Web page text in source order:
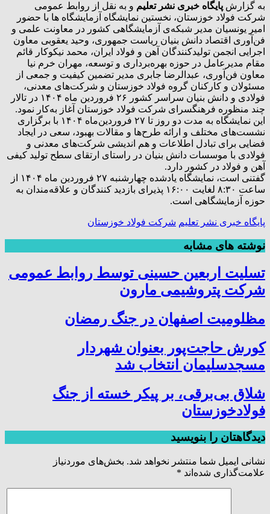
به گزارش پایگاه خبری نشر تعلیم و به نقل از روابط عمومی
شرکت فولاد خوزستان، نخستین نمایشگاه آزمایشگاه ها با حضور
امیر یونسیان مدیر شبکه‌ی آزمایشگاهی کشور در معاونت علمی و
فن‌آوری اقتصاد دانش بنیان ریاست جمهوری، وحید یعقوبی معاون
اجرایی انجمن تولیدکنندگان آهن و فولاد ایران، محمد نیکوکار قائم
مقام مدیرعامل در حوزه بهره‌برداری و توسعه، مهران خرم نیا
معاون فن‌آوری، عبدالرضا جابری مدیر تضمین کیفیت و جمعی از
مسئولان و کارکنان گروه فولاد خوزستان و شرکت‌های معدنی،
فولادی و دانش بنیان سراسر کشور ۲۶ فروردین ماه ۱۴۰۴ در تالار
چند منظوره فرهنگسرای شرکت فولاد خوزستان آغاز به‌کار نمود.
این نمایشگاه به مدت دو روز تا ۲۷ فروردین‌ماه ۱۴۰۴ با برگزاری
نشست‌های مختلف و ارائه طرح‌ها و مقالات بهبود، سعی در ایجاد
فضایی برای تبادل اطلاعات و هم اندیشی شرکت‌های معدنی و
فولادی با موسسات دانش بنیان در راستای ارتقای سطح تولید کیفی
آهن و فولاد در کشور دارد.
گفتنی است، نمایشگاه یادشده چهارشنبه ۲۷ فروردین ماه ۱۴۰۴ از
ساعت ۸:۳۰ لغایت ۱۶:۰۰ پذیرای بازدید کنندگان و علاقه‌مندان به
حوزه آزمایشگاهی است.
پایگاه خبری نشر تعلیم شرکت فولاد خوزستان
نوشته های مشابه
تسلیت اربعین حسینی توسط روابط عمومی
شرکت پتروشیمی مارون
مظلومیت اصفهان در جنگ رمضان
کورش حاجت‌پور بعنوان شهردار
مسجدسلیمان انتخاب شد
شلاق‌ بی‌برقی، بر پیکر خسته‌ از جنگ
فولادخوزستان
دیدگاهتان را بنویسید
نشانی ایمیل شما منتشر نخواهد شد. بخش‌های موردنیاز
علامت‌گذاری شده‌اند *